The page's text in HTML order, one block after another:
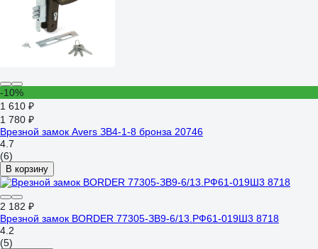
-10%
1 610 ₽
1 780 ₽
Врезной замок Avers ЗВ4-1-8 бронза 20746
4.7
(6)
В корзину
2 182 ₽
Врезной замок BORDER 77305-ЗВ9-6/13.РФ61-019Ш3 8718
4.2
(5)